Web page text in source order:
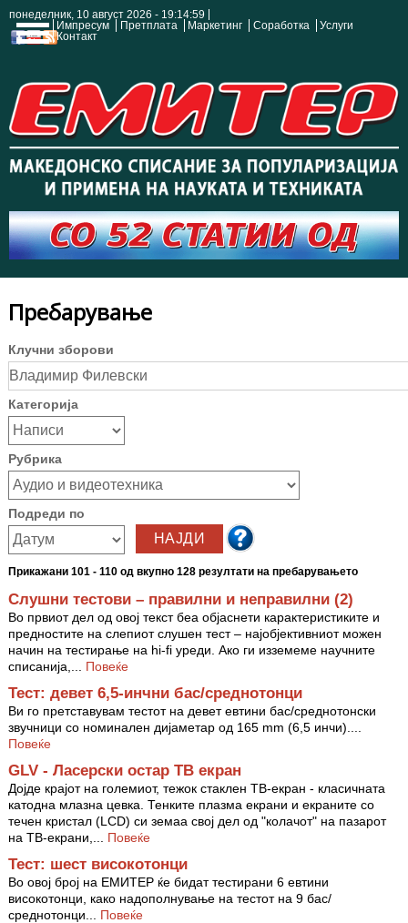
понеделник, 10 август 2026 - 19:14:59
Импресум
Претплата Маркетинг Соработка
Услуги
Контакт
Пребарување
Клучни зборови
Категорија
Рубрика
Подреди по
Прикажани 101 - 110 од вкупно 128 резултати на пребарувањето
Слушни тестови – правилни и неправилни (2)
Во првиот дел од овој текст беа објаснети карактеристиките и
предностите на слепиот слушен тест – најобјективниот можен
начин на тестирање на hi-fi уреди. Ако ги изземеме научните
списанија,... Повеќе
Тест: девет 6,5-инчни бас/среднотонци
Ви го претставувам тестот на девет евтини бас/среднотонски
звучници со номинален дијаметар од 165 mm (6,5 инчи)....
Повеќе
GLV - Ласерски остар ТВ екран
Дојде крајот на големиот, тежок стаклен ТВ-екран - класичната
катодна млазна цевка. Тенките плазма екрани и екраните со
течен кристал (LCD) си земаа свој дел од "колачот" на пазарот
на ТВ-екрани,... Повеќе
Тест: шест високотонци
Во овој број на ЕМИТЕР ќе бидат тестирани 6 евтини
високотонци, како надополнување на тестот на 9 бас/
среднотонци... Повеќе